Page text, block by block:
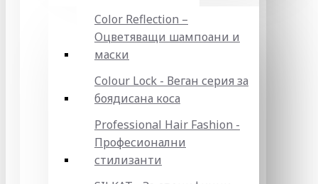
Color Reflection –
Оцветяващи шампоани и
маски
Colour Lock - Веган серия за
боядисана коса
Professional Hair Fashion -
Професионални
стилизанти